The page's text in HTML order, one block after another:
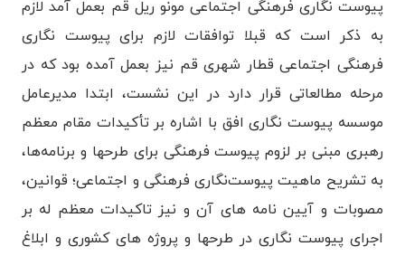
پیوست نگاری فرهنگی اجتماعی مونو ریل قم بعمل آمد لازم
به ذکر است که قبلا توافقات لازم برای پیوست نگاری
فرهنگی اجتماعی قطار شهری قم نیز بعمل آمده بود که در
مرحله مطالعاتی قرار دارد در اين نشست، ابتدا مدیرعامل
موسسه پیوست نگاری افق با اشاره بر تأکیدات مقام معظم
رهبری مبنی بر لزوم پیوست‌ فرهنگی برای طرحها و برنامه‌ها،
به تشریح ماهیت پیوست‌نگاری فرهنگی و اجتماعی؛ قوانین،
مصوبات و آیین نامه های آن و نیز تاکیدات معظم له بر
اجرای پیوست نگاری در طرحها و پروژه های کشوری و ابلاغ